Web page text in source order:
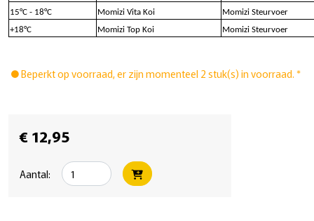
15°C - 18°C
Momizi Vita Koi
Momizi Steurvoer
+18°C
Momizi Top Koi Momizi Steurvoer
Beperkt op voorraad, er zijn momenteel 2 stuk(s) in voorraad. *
€ 12,95
Aantal: